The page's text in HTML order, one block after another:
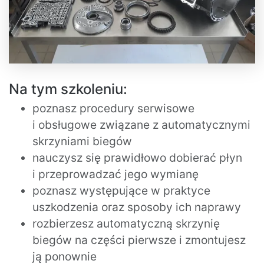
Na tym szkoleniu:
poznasz procedury serwisowe
i obsługowe związane z automatycznymi
skrzyniami biegów
nauczysz się prawidłowo dobierać płyn
i przeprowadzać jego wymianę
poznasz występujące w praktyce
uszkodzenia oraz sposoby ich naprawy
rozbierzesz automatyczną skrzynię
biegów na części pierwsze i zmontujesz
ją ponownie